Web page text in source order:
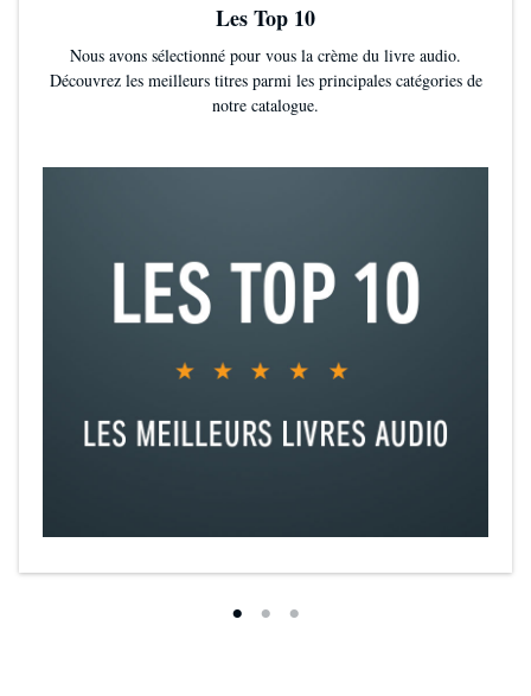
Les Top 10
Nous avons sélectionné pour vous la crème du livre audio.
Découvrez les meilleurs titres parmi les principales catégories de
notre catalogue.